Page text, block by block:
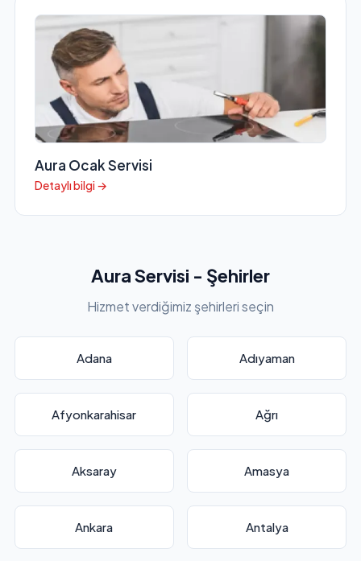
Aura Ocak Servisi
Detaylı bilgi →
Aura Servisi - Şehirler
Hizmet verdiğimiz şehirleri seçin
Adana Adıyaman
Afyonkarahisar Ağrı
Aksaray Amasya
Ankara Antalya